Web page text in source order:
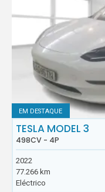
EM DESTAQUE
TESLA MODEL 3
498CV - 4P
2022
77.266 km
Eléctrico